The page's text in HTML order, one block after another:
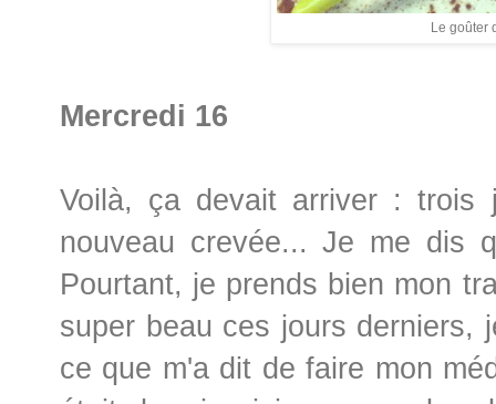
Le goûter
Mercredi 16
Voilà, ça devait arriver :
nouveau crevée... Je me dis
Pourtant, je prends bien mon
super beau ces jours derniers,
ce que m'a dit de faire mon